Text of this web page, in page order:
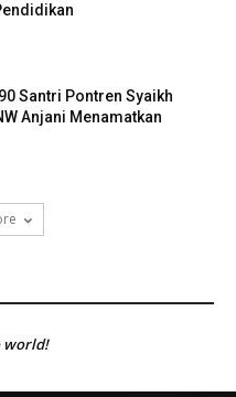
Santri Pontren Syaikh
Anjani Menamatkan
world!